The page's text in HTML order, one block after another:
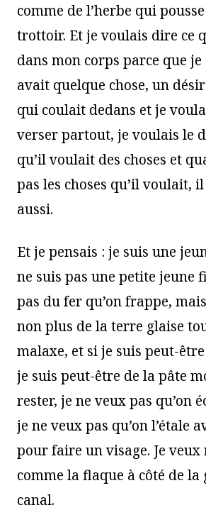
comme de l’herbe qui
trottoir. Et je voulais dire ce
dans mon corps parce que je
avait quelque chose, un
qui coulait dedans et je
verser partout, je voulais le
qu’il voulait des choses et
pas les choses qu’il voulait,
aussi.
Et je pensais : je suis une
ne suis pas une petite jeune
pas du fer qu’on frappe,
non plus de la terre glaise
malaxe, et si je suis peut-
je suis peut-être de la pâte
rester, je ne veux pas qu’on
je ne veux pas qu’on l’étale
pour faire un visage. Je
comme la flaque à côté de la
canal.